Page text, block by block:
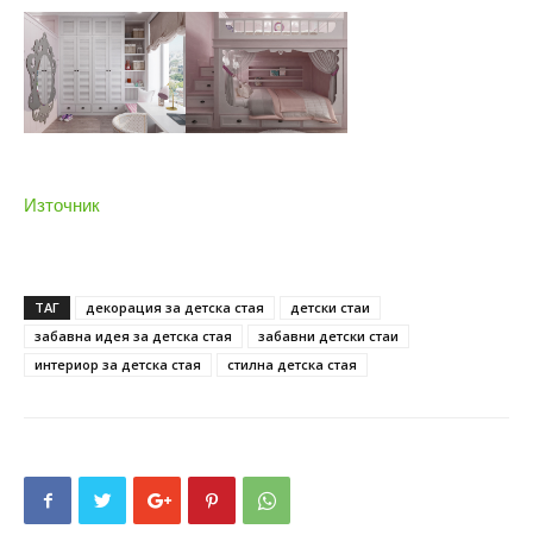
Източник
ТАГ декорация за детска стая
детски стаи
забавна идея за детска стая
забавни детски стаи
интериор за детска стая
стилна детска стая